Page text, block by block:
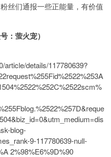
丝们通报一些正能量，有价值
：萤火宠）
article/details/117780639?
blog-
9-117780639-null-
2%98%E6%9D%90